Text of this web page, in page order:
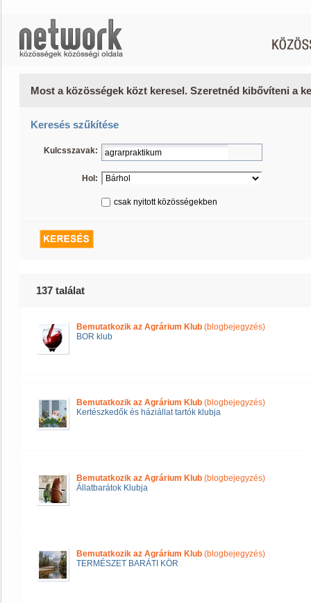
Most a közösségek közt keresel. Szeretnéd kibővíteni a
Keresés szűkítése
Kulcsszavak:
Hol:
csak nyitott közösségekben
137 találat
Bemutatkozik az Agrárium Klub (blogbejegyzés)
BOR klub
Bemutatkozik az Agrárium Klub (blogbejegyzés)
Kertészkedők és háziállat tartók klubja
Bemutatkozik az Agrárium Klub (blogbejegyzés)
Állatbarátok Klubja
Bemutatkozik az Agrárium Klub (blogbejegyzés)
TERMÉSZET BARÁTI KÖR